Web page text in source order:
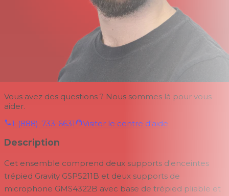
Vous avez des questions ? Nous sommes là pour vous
aider.
1-(888)-733-6631
Visiter le centre d'aide
Description
Cet ensemble comprend deux supports d'enceintes
trépied Gravity GSP5211B et deux supports de
microphone GMS4322B avec base de trépied pliable et